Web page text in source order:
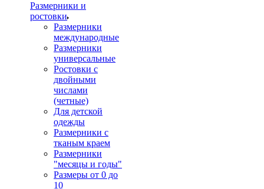
Размерники и
ростовки
Размерники
международные
Размерники
универсальные
Ростовки с
двойными
числами
(четные)
Для детской
одежды
Размерники с
тканым краем
Размерники
"месяцы и годы"
Размеры от 0 до
10